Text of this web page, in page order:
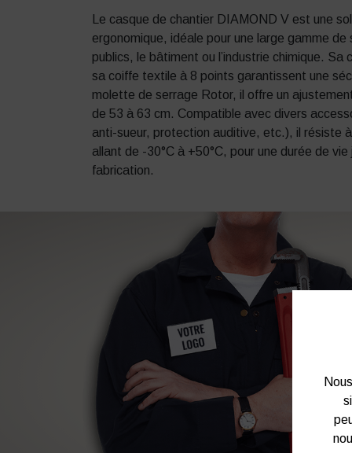
Le casque de chantier DIAMOND V est une
ergonomique, idéale pour une large gamme
publics, le bâtiment ou l’industrie chimique. Sa
sa coiffe textile à 8 points garantissent une
molette de serrage Rotor, il offre un
de 53 à 63 cm. Compatible avec divers
anti-sueur, protection auditive, etc.), il résiste
allant de -30°C à +50°C, pour une durée de vie
fabrication.